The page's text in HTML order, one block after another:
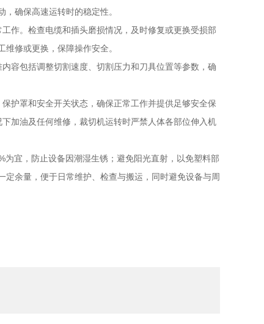
确保高速运转时的稳定性。
。检查电缆和插头磨损情况，及时修复或更换受损部
修或更换，保障操作安全。
包括调整切割速度、切割压力和刀具位置等参数，确
罩和安全开关状态，确保正常工作并提供足够安全保
加油及任何维修，裁切机运转时严禁人体各部位伸入机
宜，防止设备因潮湿生锈；避免阳光直射，以免塑料部
余量，便于日常维护、检查与搬运，同时避免设备与周